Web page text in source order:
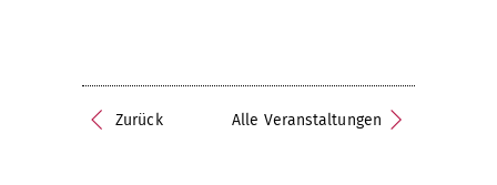
Zurück Alle Veranstaltungen